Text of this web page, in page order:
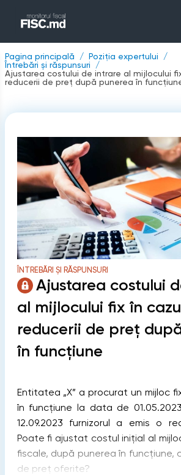
Pagina principală
Poziția expertului
Întrebări și răspunsuri
Ajustarea costului de intrare al mijlocului
reducerii de preț după punerea în
ÎNTREBĂRI ȘI RĂSPUNSURI
Ajustarea costului
al mijlocului fix în
reducerii de preț
în funcțiune
Entitatea „X” a procurat un mijloc
în funcțiune la data de
12.09.2023 furnizorul a emis o
Poate fi ajustat costul inițial al
fiscale, după punerea în funcțiune,
de preț oferite?